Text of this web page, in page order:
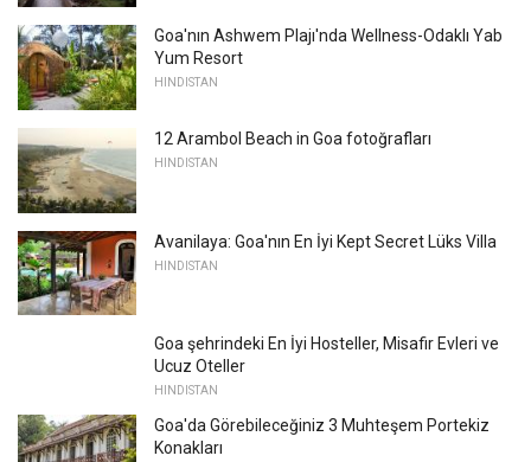
Goa'nın Ashwem Plajı'nda Wellness-Odaklı Yab
Yum Resort
HINDISTAN
12 Arambol Beach in Goa fotoğrafları
HINDISTAN
Avanilaya: Goa'nın En İyi Kept Secret Lüks Villa
HINDISTAN
Goa şehrindeki En İyi Hosteller, Misafir Evleri ve
Ucuz Oteller
HINDISTAN
Goa'da Görebileceğiniz 3 Muhteşem Portekiz
Konakları